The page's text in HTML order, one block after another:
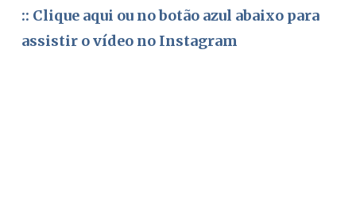
:: Clique aqui ou no botão azul abaixo para
assistir o vídeo no Instagram